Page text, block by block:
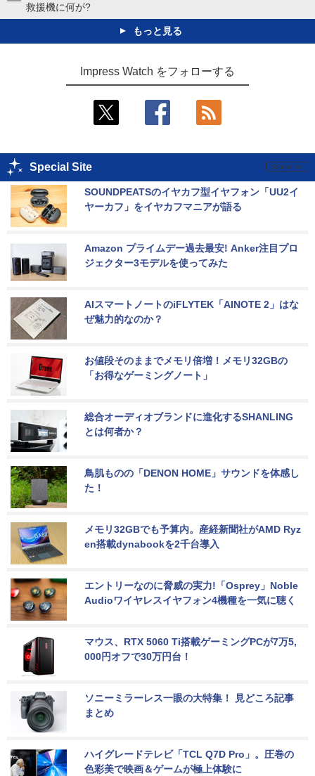
救援機に何が?
もっと見る
Impress Watch をフォローする
Special Site
SOUNDPEATSのイヤカフ型イヤフォン「UU2イ
ヤーカフ」をイヤカフマニアが語る
Amazon プライムデー過去最安! Anker注目プロ
ジェクター3モデルを使ってみた
AIスマートノートのiFLYTEK「AINOTE 2」はな
ぜ魅力的なのか？
お値段そのままでメモリ倍増！メモリ32GBの
「お得なゲーミングノート」
総合オーディオブランドに進化するSHANLING
とは何者か？
鳥肌ものの「DENON HOME」サウンドを体感し
た！
メモリ32GBでも予算内。産経新聞社がAMD Ryz
en搭載dynabookを2千台導入
エントリーなのに脅威の実力!「Osprey」Noble
Audioワイヤレスイヤフォン4機種を一気に聴く
マウス、RTX 5060 Ti搭載ゲーミングPCが7万5,
000円オフで30万円台！
ソニーミラーレス一眼の大特集！ 見どころ記事
まとめ
ハイグレードテレビ「TCL Q7D Pro」。圧巻の
色彩美で映画＆ゲームが極上体験に